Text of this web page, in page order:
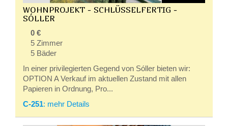
WOHNPROJEKT - SCHLÜSSELFERTIG -
SÓLLER
0 €
5 Zimmer
5 Bäder
In einer privilegierten Gegend von Sóller bieten wir:
OPTION A Verkauf im aktuellen Zustand mit allen
Papieren in Ordnung, Pro...
C-251: mehr Details